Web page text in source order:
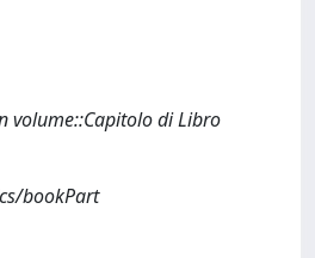
volume::Capitolo di Libro
bookPart